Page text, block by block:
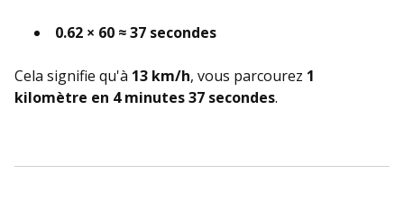
0.62 × 60 ≈ 37 secondes
Cela signifie qu'à 13 km/h, vous parcourez 1
kilomètre en 4 minutes 37 secondes.